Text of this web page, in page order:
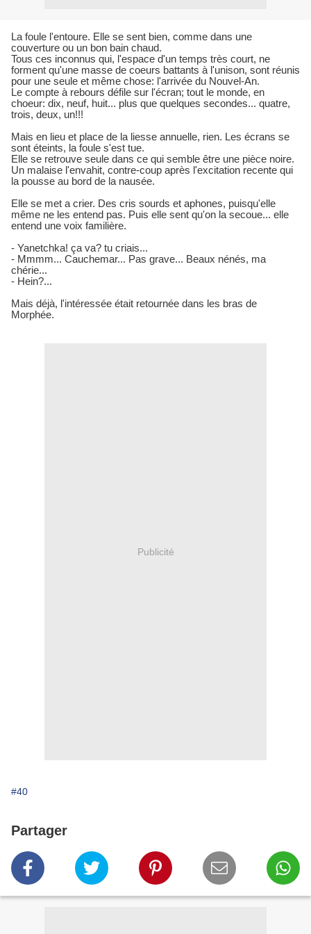
La foule l'entoure. Elle se sent bien, comme dans une
couverture ou un bon bain chaud.
Tous ces inconnus qui, l'espace d'un temps très court, ne
forment qu'une masse de coeurs battants à l'unison, sont réunis
pour une seule et même chose: l'arrivée du Nouvel-An.
Le compte à rebours défile sur l'écran; tout le monde, en
choeur: dix, neuf, huit... plus que quelques secondes... quatre,
trois, deux, un!!!
Mais en lieu et place de la liesse annuelle, rien. Les écrans se
sont éteints, la foule s'est tue.
Elle se retrouve seule dans ce qui semble être une pièce noire.
Un malaise l'envahit, contre-coup après l'excitation recente qui
la pousse au bord de la nausée.
Elle se met a crier. Des cris sourds et aphones, puisqu'elle
même ne les entend pas. Puis elle sent qu'on la secoue... elle
entend une voix familière.
- Yanetchka! ça va? tu criais...
- Mmmm... Cauchemar... Pas grave... Beaux nénés, ma
chérie...
- Hein?...
Mais déjà, l'intéressée était retournée dans les bras de
Morphée.
Publicité
#40
Partager